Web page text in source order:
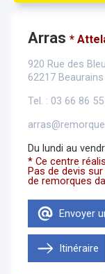
Arras *
920 Rue des
62217 Beaurains
Tel. : 03 66 86
Du lundi au
* Ce centre
Pas de devis
de remorques
Envoyer
Itinéraire